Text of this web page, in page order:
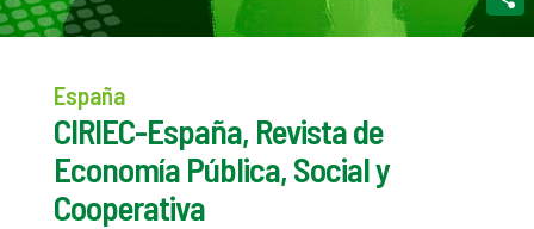
España
CIRIEC-España, Revista de
Economía Pública, Social y
Cooperativa